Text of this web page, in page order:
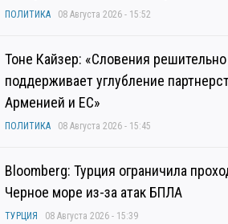
ПОЛИТИКА 08 Августа 2026 - 15:52
Тоне Кайзер: «Словения решительно
поддерживает углубление
Арменией и ЕС»
ПОЛИТИКА 08 Августа 2026 - 15:45
Bloomberg: Турция ограничила
Черное море из-за атак БПЛА
ТУРЦИЯ 08 Августа 2026 - 15:39